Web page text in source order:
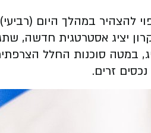
להצהיר במהלך היום
זרים.